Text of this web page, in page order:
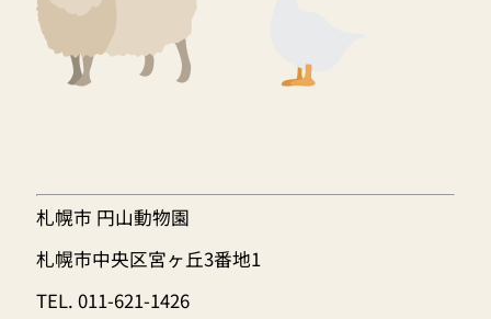
札幌市 円山動物園
札幌市中央区宮ヶ丘3番地1
TEL. 011-621-1426